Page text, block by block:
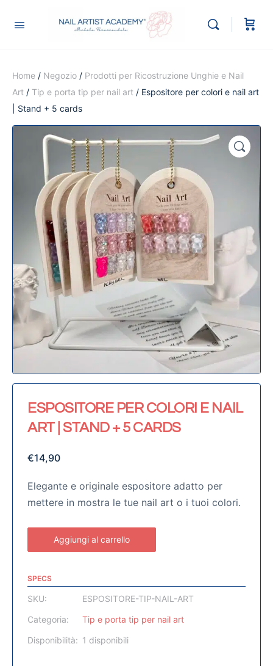
Home / Negozio / Prodotti per Ricostruzione Unghie e Nail
Art / Tip e porta tip per nail art / Espositore per colori e nail art
| Stand + 5 cards
🔍
ESPOSITORE PER COLORI E NAIL
ART | STAND + 5 CARDS
€14,90
Elegante e originale espositore adatto per
mettere in mostra le tue nail art o i tuoi colori.
Aggiungi al carrello
SPECS
SKU:
ESPOSITORE-TIP-NAIL-ART
Categoria:
Tip e porta tip per nail art
Disponibilità: 1 disponibili